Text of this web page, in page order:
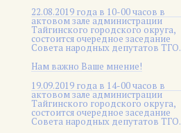
22.08.2019 года в 10-00 часов в
актовом зале администрации
Тайгинского городского округа,
состоится очередное заседание
Совета народных депутатов ТГО.
Нам важно Ваше мнение!
19.09.2019 года в 14-00 часов в
актовом зале администрации
Тайгинского городского округа,
состоится очередное заседание
Совета народных депутатов ТГО.